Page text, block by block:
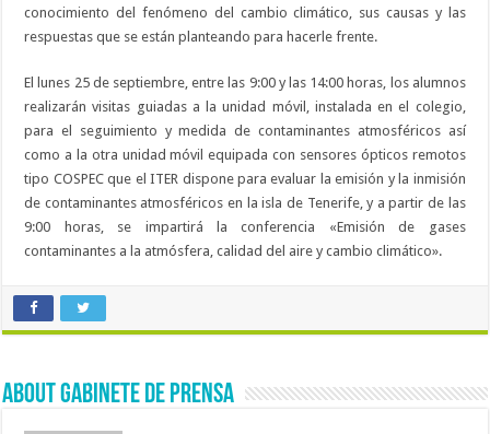
conocimiento del fenómeno del cambio climático, sus causas y las
respuestas que se están planteando para hacerle frente.
El lunes 25 de septiembre, entre las 9:00 y las 14:00 horas, los alumnos
realizarán visitas guiadas a la unidad móvil, instalada en el colegio,
para el seguimiento y medida de contaminantes atmosféricos así
como a la otra unidad móvil equipada con sensores ópticos remotos
tipo COSPEC que el ITER dispone para evaluar la emisión y la inmisión
de contaminantes atmosféricos en la isla de Tenerife, y a partir de las
9:00 horas, se impartirá la conferencia «Emisión de gases
contaminantes a la atmósfera, calidad del aire y cambio climático».
About Gabinete de Prensa